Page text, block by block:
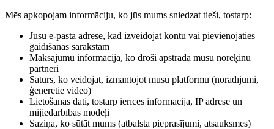
Mēs apkopojam informāciju, ko jūs mums sniedzat tieši, tostarp:
Jūsu e-pasta adrese, kad izveidojat kontu vai pievienojaties
gaidīšanas sarakstam
Maksājumu informācija, ko droši apstrādā mūsu norēķinu
partneri
Saturs, ko veidojat, izmantojot mūsu platformu (norādījumi,
ģenerētie video)
Lietošanas dati, tostarp ierīces informācija, IP adrese un
mijiedarbības modeļi
Saziņa, ko sūtāt mums (atbalsta pieprasījumi, atsauksmes)